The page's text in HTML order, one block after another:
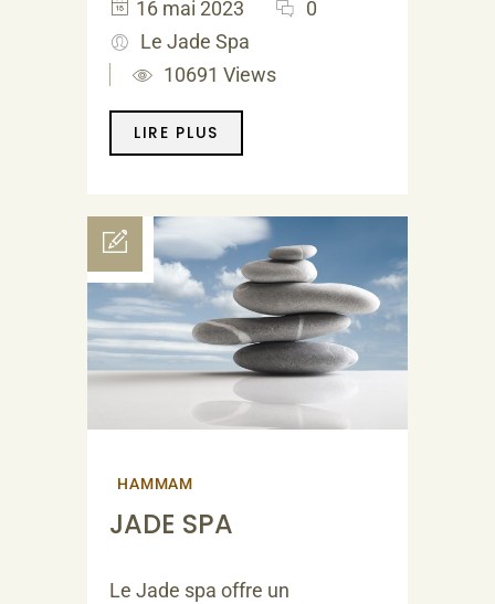
16 mai 2023
0
Le Jade Spa
10691 Views
LIRE PLUS
HAMMAM
JADE SPA
Le Jade spa offre un